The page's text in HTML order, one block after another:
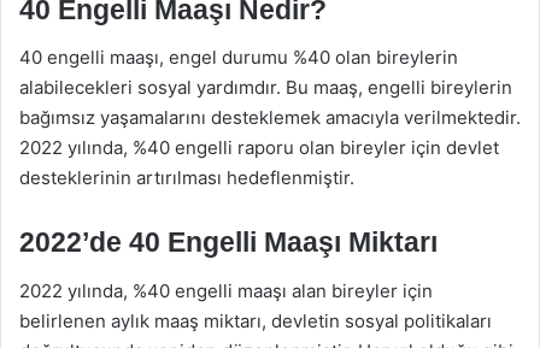
40 Engelli Maaşı Nedir?
40 engelli maaşı, engel durumu %40 olan bireylerin
alabilecekleri sosyal yardımdır. Bu maaş, engelli bireylerin
bağımsız yaşamalarını desteklemek amacıyla verilmektedir.
2022 yılında, %40 engelli raporu olan bireyler için devlet
desteklerinin artırılması hedeflenmiştir.
2022’de 40 Engelli Maaşı Miktarı
2022 yılında, %40 engelli maaşı alan bireyler için
belirlenen aylık maaş miktarı, devletin sosyal politikaları